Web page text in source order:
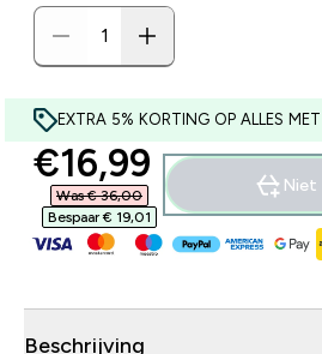
EXTRA 5% KORTING OP ALLES
discounted
€16,99‎
Was € 36,00‎
Bespaar € 19,01‎
Niet
Beschrijving